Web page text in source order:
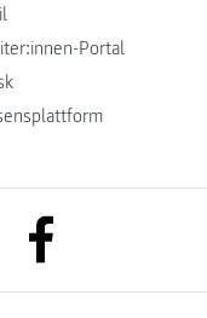
Portal
link to facebook